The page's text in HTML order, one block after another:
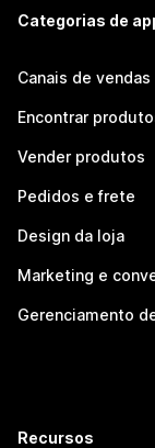
Categorias de
Canais de vendas
Encontrar
Vender produtos
Pedidos e frete
Design da loja
Marketing e
Gerenciamento
Recursos